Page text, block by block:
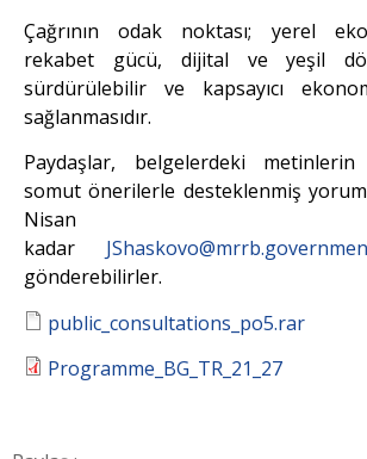
Çağrının odak noktası; yerel
rekabet gücü, dijital ve yeşil
sürdürülebilir ve kapsayıcı
sağlanmasıdır.
Paydaşlar, belgelerdeki
somut önerilerle desteklenmiş
Nisan
kadar
gönderebilirler.
public_consultations_po5.rar
Programme_BG_TR_21_27